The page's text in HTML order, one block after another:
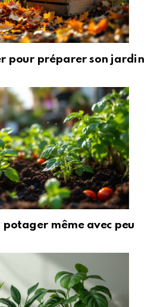
pour préparer son jardin
potager même avec peu